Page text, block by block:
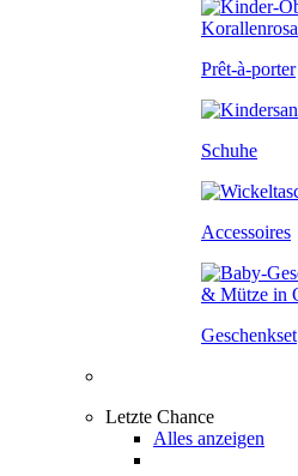
Prêt-à-porter
Schuhe
Accessoires
Geschenkset
Letzte Chance
Alles anzeigen